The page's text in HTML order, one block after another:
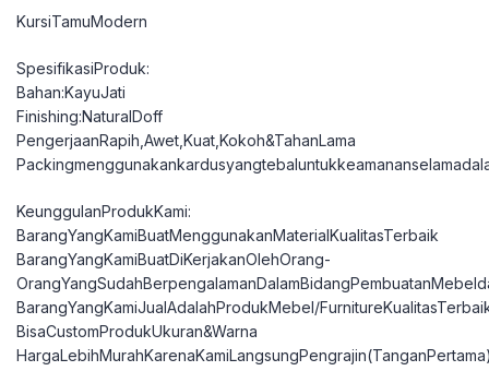
KursiTamuModern
SpesifikasiProduk:
Bahan:KayuJati
Finishing:NaturalDoff
PengerjaanRapih,Awet,Kuat,Kokoh&TahanLama
KeunggulanProdukKami:
BarangYangKamiBuatMenggunakanMaterialKualitasTerbaik
BarangYangKamiBuatDiKerjakanOlehOrang-
BarangYangKamiJualAdalahProdukMebel/
BisaCustomProdukUkuran&Warna